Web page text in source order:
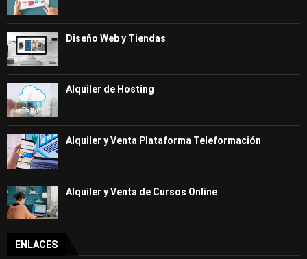
Diseño Web y Tiendas
Alquiler de Hosting
Alquiler y Venta Plataforma Teleformación
Alquiler y Venta de Cursos Online
ENLACES